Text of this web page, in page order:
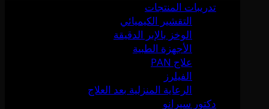
تدريبات المنتجات
التقشير الكيميائي
الوخز بالإبر الدقيقة
الأجهزة الطبية
علاج PAN
الفيلرز
الرعاية المنزلية بعد العلاج
دكتور سيرانو